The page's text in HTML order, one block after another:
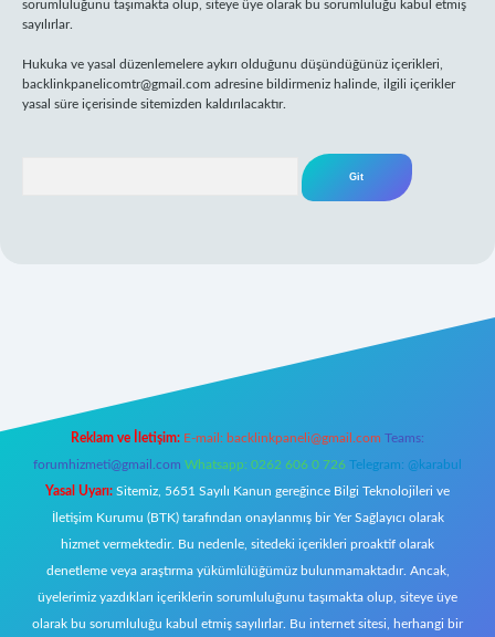
sorumluluğunu taşımakta olup, siteye üye olarak bu sorumluluğu kabul etmiş
sayılırlar.
Hukuka ve yasal düzenlemelere aykırı olduğunu düşündüğünüz içerikleri,
backlinkpanelicomtr@gmail.com adresine bildirmeniz halinde, ilgili içerikler
yasal süre içerisinde sitemizden kaldırılacaktır.
Reklam ve İletişim: E-mail: backlinkpaneli@gmail.com Teams:
forumhizmeti@gmail.com Whatsapp: 0262 606 0 726 Telegram: @karabul
Yasal Uyarı: Sitemiz, 5651 Sayılı Kanun gereğince Bilgi Teknolojileri ve
İletişim Kurumu (BTK) tarafından onaylanmış bir Yer Sağlayıcı olarak
hizmet vermektedir. Bu nedenle, sitedeki içerikleri proaktif olarak
denetleme veya araştırma yükümlülüğümüz bulunmamaktadır. Ancak,
üyelerimiz yazdıkları içeriklerin sorumluluğunu taşımakta olup, siteye üye
olarak bu sorumluluğu kabul etmiş sayılırlar. Bu internet sitesi, herhangi bir